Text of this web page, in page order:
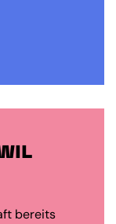
bereits